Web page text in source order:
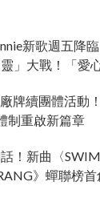
新歌週五降
」大戰！「愛
牌續團體活動
制重啟新篇章
！新曲〈
》蟬聯榜首